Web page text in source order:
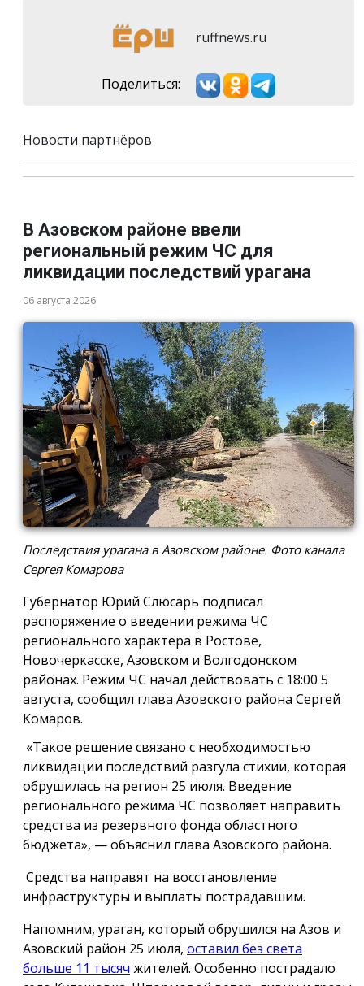
ruffnews.ru
Поделиться:
Новости партнёров
В Азовском районе ввели
региональный режим ЧС для
ликвидации последствий урагана
06 августа 2026
Последствия урагана в Азовском районе. Фото канала
Сергея Комарова
Губернатор Юрий Слюсарь подписал
распоряжение о введении режима ЧС
регионального характера в Ростове,
Новочеркасске, Азовском и Волгодонском
районах. Режим ЧС начал действовать с 18:00 5
августа, сообщил глава Азовского района Сергей
Комаров.
«Такое решение связано с необходимостью
ликвидации последствий разгула стихии, которая
обрушилась на регион 25 июля. Введение
регионального режима ЧС позволяет направить
средства из резервного фонда областного
бюджета», — объяснил глава Азовского района.
Средства направят на восстановление
инфраструктуры и выплаты пострадавшим.
Напомним, ураган, который обрушился на Азов и
Азовский район 25 июля, оставил без света
больше 11 тысяч жителей. Особенно пострадало